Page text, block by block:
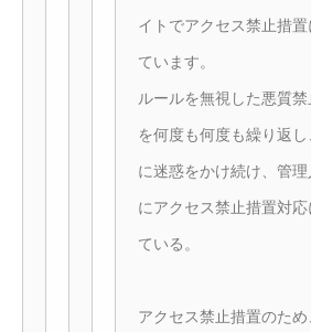
イトでアクセス禁止措置
ています。
ルールを無視した悪質禁
を何度も何度も繰り返
に迷惑をかけ続け、管理
にアクセス禁止措置対応
ている。
アクセス禁止措置のた